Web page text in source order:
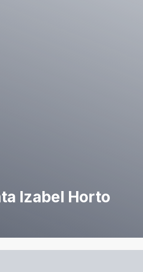
Izabel Horto